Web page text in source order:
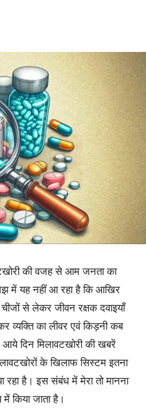
की वजह से आम जनता का
में यह नहीं आ रहा है कि आखिर
से लेकर जीवन रक्षक दवाइयाँ
व्यक्ति का लीवर एवं किड़नी कब
दिन मिलावटखोरी की खबरें
के खिलाफ सिस्टम इतना
रहा है। इस संबंध में मेरा तो मानना
किया जाता है।